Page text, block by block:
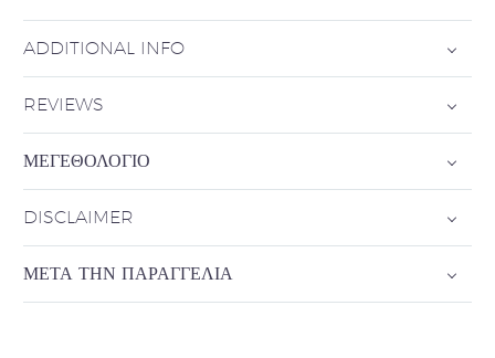
ADDITIONAL INFO
REVIEWS
ΜΕΓΕΘΟΛΌΓΙΟ
DISCLAIMER
ΜΕΤΆ ΤΗΝ ΠΑΡΑΓΓΕΛΊΑ